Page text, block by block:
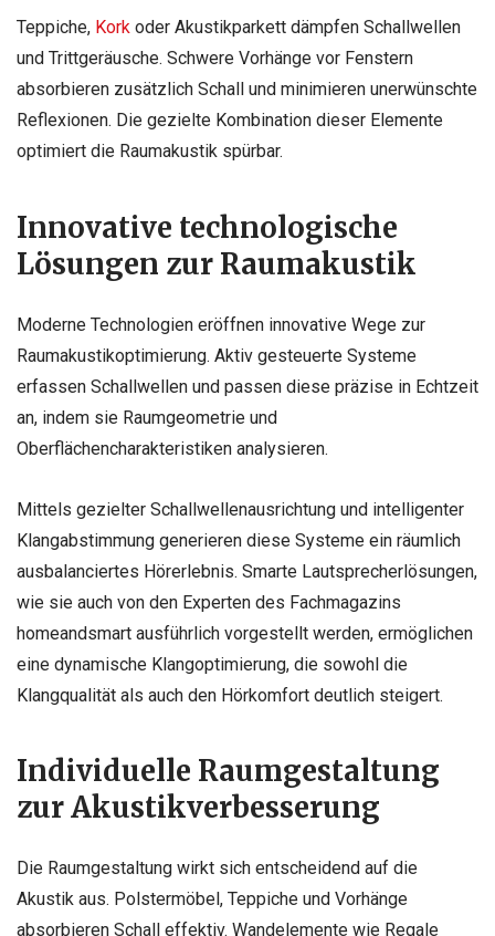
Teppiche, Kork oder Akustikparkett dämpfen Schallwellen
und Trittgeräusche. Schwere Vorhänge vor Fenstern
absorbieren zusätzlich Schall und minimieren unerwünschte
Reflexionen. Die gezielte Kombination dieser Elemente
optimiert die Raumakustik spürbar.
Innovative technologische
Lösungen zur Raumakustik
Moderne Technologien eröffnen innovative Wege zur
Raumakustikoptimierung. Aktiv gesteuerte Systeme
erfassen Schallwellen und passen diese präzise in Echtzeit
an, indem sie Raumgeometrie und
Oberflächencharakteristiken analysieren.
Mittels gezielter Schallwellenausrichtung und intelligenter
Klangabstimmung generieren diese Systeme ein räumlich
ausbalanciertes Hörerlebnis. Smarte Lautsprecherlösungen,
wie sie auch von den Experten des Fachmagazins
homeandsmart ausführlich vorgestellt werden, ermöglichen
eine dynamische Klangoptimierung, die sowohl die
Klangqualität als auch den Hörkomfort deutlich steigert.
Individuelle Raumgestaltung
zur Akustikverbesserung
Die Raumgestaltung wirkt sich entscheidend auf die
Akustik aus. Polstermöbel, Teppiche und Vorhänge
absorbieren Schall effektiv. Wandelemente wie Regale